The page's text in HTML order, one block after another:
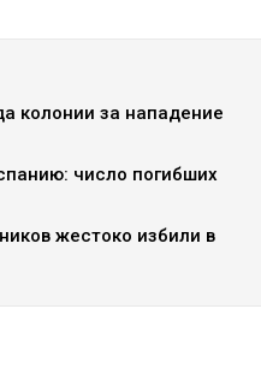
колонии за нападение
число погибших
жестоко избили в